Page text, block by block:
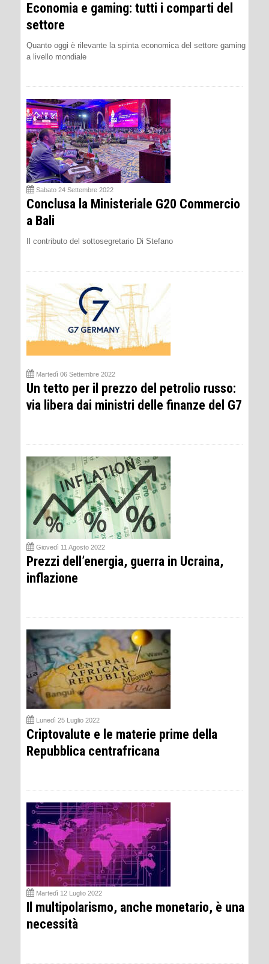
Economia e gaming: tutti i comparti del
settore
Quanto oggi è rilevante la spinta economica del settore gaming
a livello mondiale
Sabato 24 Settembre 2022
Conclusa la Ministeriale G20 Commercio
a Bali
Il contributo del sottosegretario Di Stefano
Martedì 06 Settembre 2022
Un tetto per il prezzo del petrolio russo:
via libera dai ministri delle finanze del G7
Giovedì 11 Agosto 2022
Prezzi dell’energia, guerra in Ucraina,
inflazione
Lunedì 25 Luglio 2022
Criptovalute e le materie prime della
Repubblica centrafricana
Martedì 12 Luglio 2022
Il multipolarismo, anche monetario, è una
necessità